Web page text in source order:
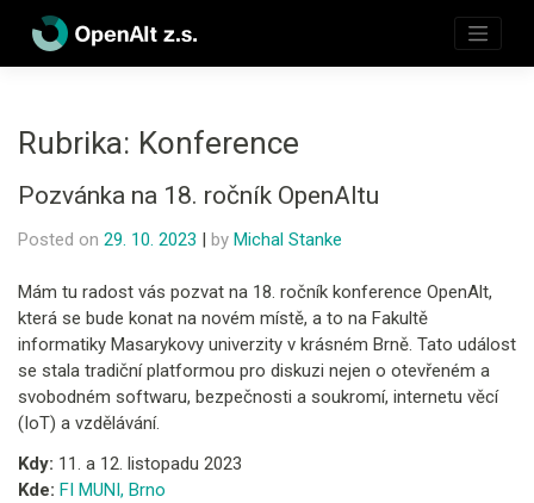
content
Rubrika: Konference
Pozvánka na 18. ročník OpenAltu
Posted on 29. 10. 2023 | by Michal Stanke
Mám tu radost vás pozvat na 18. ročník konference OpenAlt,
která se bude konat na novém místě, a to na Fakultě
informatiky Masarykovy univerzity v krásném Brně. Tato událost
se stala tradiční platformou pro diskuzi nejen o otevřeném a
svobodném softwaru, bezpečnosti a soukromí, internetu věcí
(IoT) a vzdělávání.
Kdy: 11. a 12. listopadu 2023
Kde: FI MUNI, Brno